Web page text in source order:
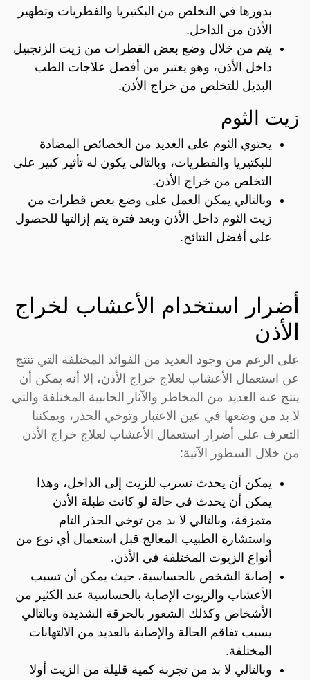
بدورها في التخلص من البكتيريا والفطريات وتطهير
الأذن من الداخل.
يتم من خلال وضع بعض القطرات من زيت الزنجبيل
داخل الأذن، وهو يعتبر من أفضل علاجات الطب
البديل للتخلص من خراج الأذن.
زيت الثوم
يحتوي الثوم على العديد من الخصائص المضادة
للبكتيريا والفطريات، وبالتالي يكون له تأثير كبير على
التخلص من خراج الأذن.
وبالتالي يمكن العمل على وضع بعض قطرات من
زيت الثوم داخل الأذن وبعد فترة يتم إزالتها للحصول
على أفضل النتائج.
أضرار استخدام الأعشاب لخراج
الأذن
على الرغم من وجود العديد من الفوائد المختلفة التي تنتج
عن استعمال الأعشاب لعلاج خراج الأذن، إلا أنه يمكن أن
ينتج عنه العديد من المخاطر والآثار الجانبية المختلفة والتي
لا بد من وضعها في عين الاعتبار وتوخي الحذر، ويمكننا
التعرف على أضرار استعمال الأعشاب لعلاج خراج الأذن
من خلال السطور الآتية:
يمكن أن يحدث تسرب للزيت إلى الداخل، وهذا
يمكن أن يحدث في حالة لو كانت طبلة الأذن
متمزقة، وبالتالي لا بد من توخي الحذر التام
واستشارة الطبيب المعالج قبل استعمال أي نوع من
أنواع الزيوت المختلفة في الأذن.
إصابة الشخص بالحساسية، حيث يمكن أن تسبب
الأعشاب والزيوت الإصابة بالحساسية عند الكثير من
الأشخاص وكذلك الشعور بالحرقة الشديدة وبالتالي
يسبب تفاقم الحالة والإصابة بالعديد من الالتهابات
المختلفة.
وبالتالي لا بد من تجربة كمية قليلة من الزيت أولا